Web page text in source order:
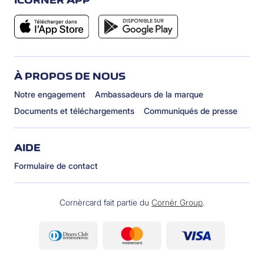
À PROPOS DE NOUS
Notre engagement
Ambassadeurs de la marque
Documents et téléchargements
Communiqués de presse
AIDE
Formulaire de contact
Cornèrcard fait partie du Cornèr Group.